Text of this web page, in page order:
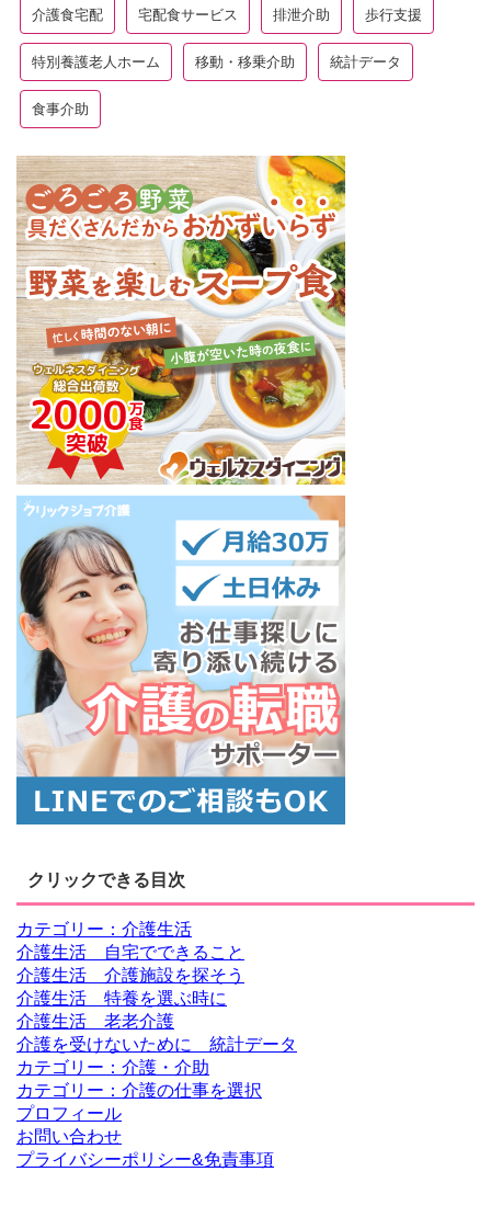
介護食宅配 宅配食サービス 排泄介助 歩行支援
特別養護老人ホーム 移動・移乗介助 統計データ
食事介助
クリックできる目次
カテゴリー：介護生活
介護生活 自宅でできること
介護生活 介護施設を探そう
介護生活 特養を選ぶ時に
介護生活 老老介護
介護を受けないために 統計データ
カテゴリー：介護・介助
カテゴリー：介護の仕事を選択
プロフィール
お問い合わせ
プライバシーポリシー&免責事項